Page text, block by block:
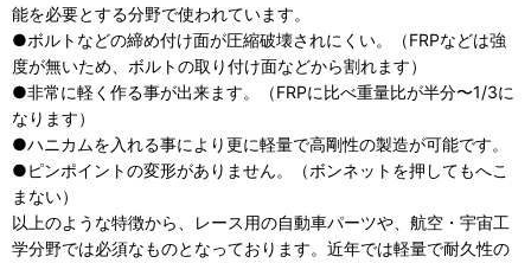
能を必要とする分野で使われています。
●ボルトなどの締め付け面が圧縮破壊されにくい。（FRPなどは強
度が無いため、ボルトの取り付け面などから割れます）
●非常に軽く作る事が出来ます。（FRPに比べ重量比が半分〜1/3に
なります）
●ハニカムを入れる事により更に軽量で高剛性の製造が可能です。
●ピンポイントの変形がありません。（ボンネットを押してもへこ
まない）
以上のような特徴から、レース用の自動車パーツや、航空・宇宙工
学分野では必須なものとなっております。近年では軽量で耐久性の